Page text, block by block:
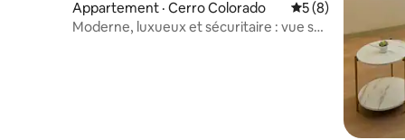
Appartement · Cerro Colorado Note moyenne de
5 (8)
Moderne, luxueux et sécuritaire : vue sur